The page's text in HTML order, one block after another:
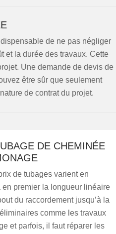
de ne pas négliger
et la durée des travaux. Cette
Une demande de devis de
être sûr que seulement
de contrat du projet.
DE CHEMINÉE
de tubages varient en
premier la longueur linéaire
du raccordement jusqu’à la
comme les travaux
et parfois, il faut réparer les